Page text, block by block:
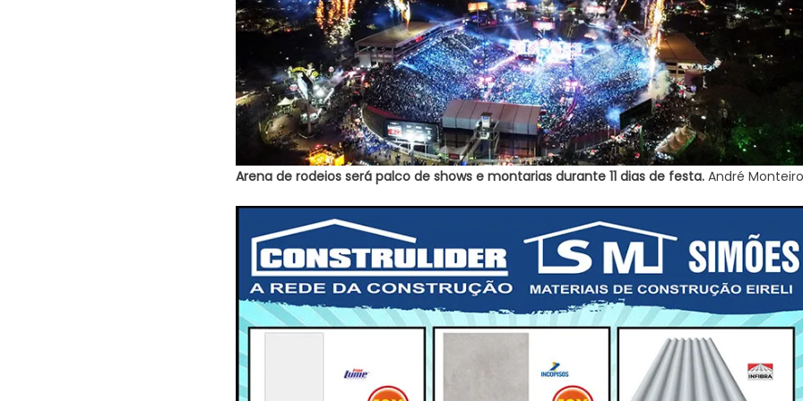
Arena de rodeios será palco de shows e montarias durante 11 dias de festa. André Monteiro